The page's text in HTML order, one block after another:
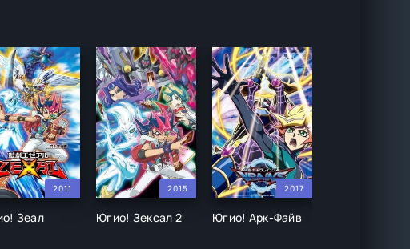
2011
Зеал
2015
Югио! Зексал 2
2017
Югио! Арк-Файв